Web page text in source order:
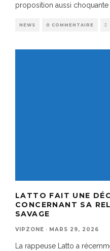
proposition aussi choquante
NEWS 0 COMMENTAIRE
LATTO FAIT UNE
CONCERNANT SA
SAVAGE
VIPZONE · MARS 29, 2026
La rappeuse Latto a